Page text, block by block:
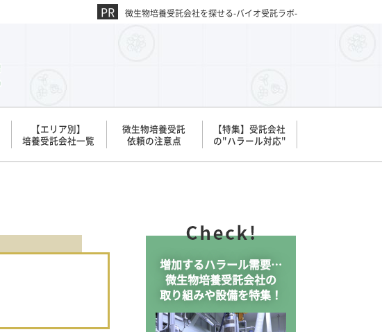
微生物培養受託会社を探せる-バイオ受託ラボ-
【エリア別】
培養受託会社一覧
微生物培養受託
依頼の注意点
【特集】受託会社
の"ハラール対応"
増加するハラール需要…
微生物培養受託会社の
取り組みや設備を特集！